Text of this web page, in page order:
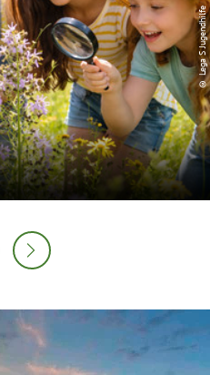
© Lega S Jugendhilfe